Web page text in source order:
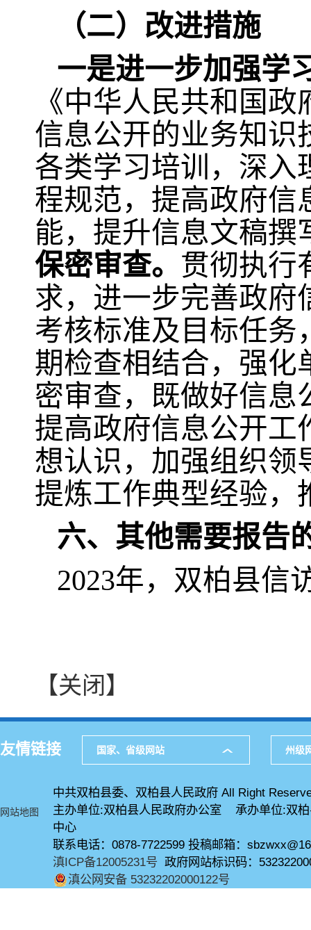
（二）改进措施
一是进一步加强学
《中华人民共和国
信息公开的业务知识
各类学习培训，深入
程规范，提高政府信
能，提升信息文稿撰
保密审查。 贯彻执行
求，进一步完善政府
考核标准及目标任务
期检查相结合，强化
密审查，既做好信息
提高政府信息公开工
想认识，加强组织领
提炼工作典型经验，
六、其他需要报告
2023年，双柏县信
【关闭】
友情链接 国家、省级网站 州级
网站地图
中共双柏县委、双柏县人民政府 All Right
主办单位:双柏县人民政府办公室 承办单位:双
中心
联系电话：0878-7722599 投稿邮箱：
滇ICP备12005231号 政府网站标识码：
滇公网安备 53232202000122号